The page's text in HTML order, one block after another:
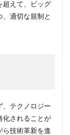
超えて、ビッグ
適切な規制と
、テクノロジー
化されることが
ら技術革新を進